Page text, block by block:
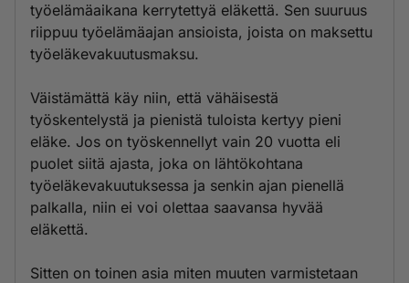
työelämäaikana kerrytettyä eläkettä. Sen suuruus
riippuu työelämäajan ansioista, joista on maksettu
työeläkevakuutusmaksu.
Väistämättä käy niin, että vähäisestä
työskentelystä ja pienistä tuloista kertyy pieni
eläke. Jos on työskennellyt vain 20 vuotta eli
puolet siitä ajasta, joka on lähtökohtana
työeläkevakuutuksessa ja senkin ajan pienellä
palkalla, niin ei voi olettaa saavansa hyvää
eläkettä.
Sitten on toinen asia miten muuten varmistetaan